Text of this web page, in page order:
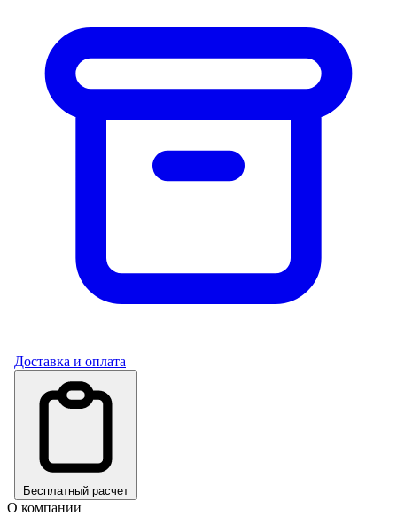
Доставка и оплата
Бесплатный расчет
О компании